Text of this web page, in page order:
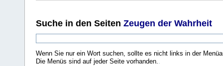
Suche in den Seiten Zeugen der Wahrheit
Wenn Sie nur ein Wort suchen, sollte es nicht links in der
Die Menüs sind auf jeder Seite vorhanden..